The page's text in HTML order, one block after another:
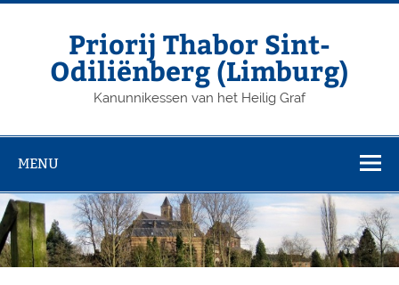
Priorij Thabor Sint-
Odiliënberg (Limburg)
Kanunnikessen van het Heilig Graf
MENU